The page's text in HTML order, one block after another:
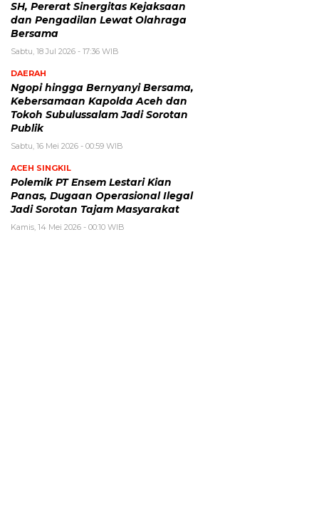
SH, Pererat Sinergitas Kejaksaan
dan Pengadilan Lewat Olahraga
Bersama
Sabtu, 18 Jul 2026 - 17:36 WIB
DAERAH
Ngopi hingga Bernyanyi Bersama,
Kebersamaan Kapolda Aceh dan
Tokoh Subulussalam Jadi Sorotan
Publik
Sabtu, 16 Mei 2026 - 00:59 WIB
ACEH SINGKIL
Polemik PT Ensem Lestari Kian
Panas, Dugaan Operasional Ilegal
Jadi Sorotan Tajam Masyarakat
Kamis, 14 Mei 2026 - 00:10 WIB